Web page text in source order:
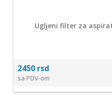
Ugljeni filter za
2450 rsd
sa PDV-om